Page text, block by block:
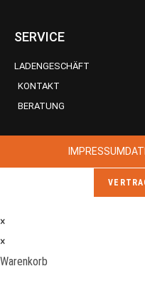
SERVICE
LADENGESCHÄFT
KONTAKT
BERATUNG
IMPRESSUM
×
×
Warenkorb